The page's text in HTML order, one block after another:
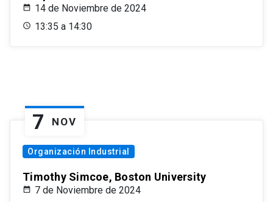
14 de Noviembre de 2024
13:35 a 14:30
7 NOV
Organización Industrial
Timothy Simcoe, Boston University
7 de Noviembre de 2024